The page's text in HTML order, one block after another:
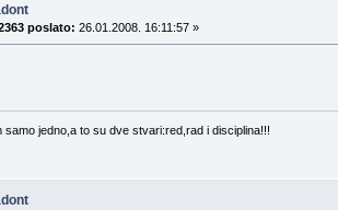
poslato: 26.01.2008. 16:11:57 »
samo jedno,a to su dve stvari:red,rad i disciplina!!!